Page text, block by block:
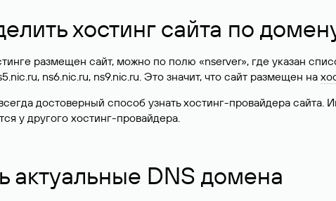
хостинг сайта по
размещен сайт, можно по полю «nserver», где указан
ns6.nic.ru, ns9.nic.ru. Это значит, что сайт размещен на
достоверный способ узнать хостинг-провайдера
у другого хостинг-провайдера.
актуальные DNS домена